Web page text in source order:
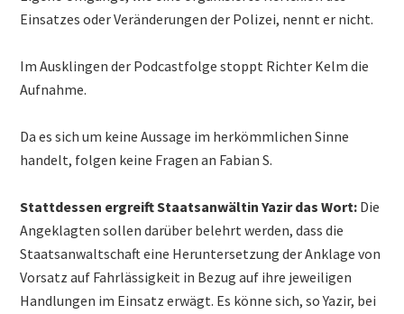
Einsatzes oder Veränderungen der Polizei, nennt er nicht.
Im Ausklingen der Podcastfolge stoppt Richter Kelm die
Aufnahme.
Da es sich um keine Aussage im herkömmlichen Sinne
handelt, folgen keine Fragen an Fabian S.
Stattdessen ergreift Staatsanwältin Yazir das Wort: Die
Angeklagten sollen darüber belehrt werden, dass die
Staatsanwaltschaft eine Heruntersetzung der Anklage von
Vorsatz auf Fahrlässigkeit in Bezug auf ihre jeweiligen
Handlungen im Einsatz erwägt. Es könne sich, so Yazir, bei